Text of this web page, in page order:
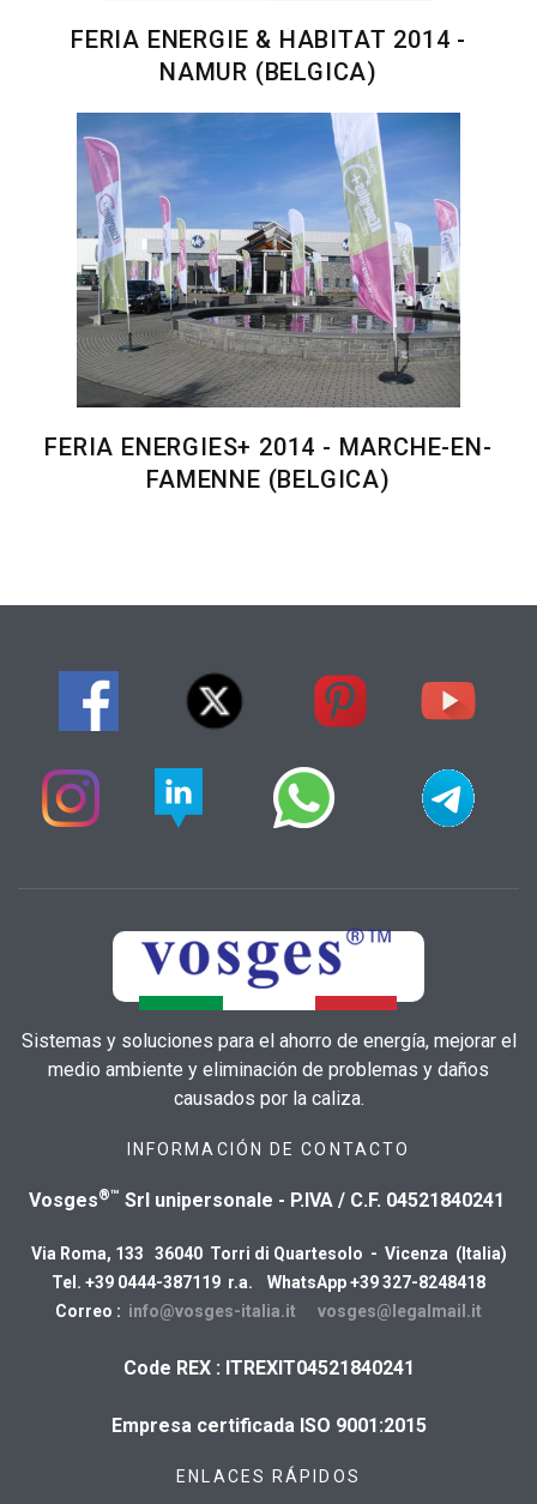
FERIA ENERGIE & HABITAT 2014 -
NAMUR (BELGICA)
FERIA ENERGIES+ 2014 - MARCHE-EN-
FAMENNE (BELGICA)
Sistemas y soluciones para el ahorro de energía, mejorar el
medio ambiente y eliminación de problemas y daños
causados por la caliza.
INFORMACIÓN DE CONTACTO
Vosges®™ Srl unipersonale - P.IVA / C.F. 04521840241
Via Roma, 133 36040 Torri di Quartesolo - Vicenza (Italia)
Tel. +39 0444-387119 r.a. WhatsApp +39 327-8248418
Correo : info@vosges-italia.it vosges@legalmail.it
Code REX : ITREXIT04521840241
Empresa certificada ISO 9001:2015
ENLACES RÁPIDOS